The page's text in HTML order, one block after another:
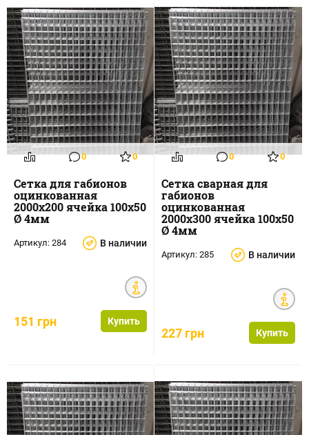
0 0
Сетка для габионов
оцинкованная
2000х200 ячейка 100х50
Ø 4мм
Артикул: 284 В наличии
151 грн Купить
0 0
Сетка сварная для
габионов
оцинкованная
2000х300 ячейка 100х50
Ø 4мм
Артикул: 285 В наличии
227 грн Купить